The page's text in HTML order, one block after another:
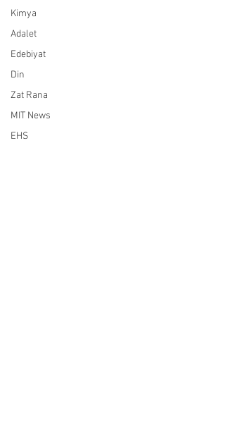
Kimya
Adalet
Edebiyat
Din
Zat Rana
MIT News
EHS